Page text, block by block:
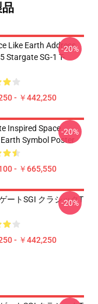
Like Earth Address
Stargate SG-1 T-
- ￥442,250
-20%
Inspired Space
Symbol Poster
- ￥665,550
-20%
ートSGI クラシックT
- ￥442,250
-20%